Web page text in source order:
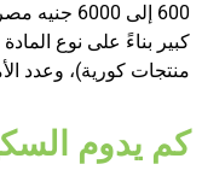
600 إلى
كبير بناءً على نوع
منتجات كورية)، وعدد
كم يدوم